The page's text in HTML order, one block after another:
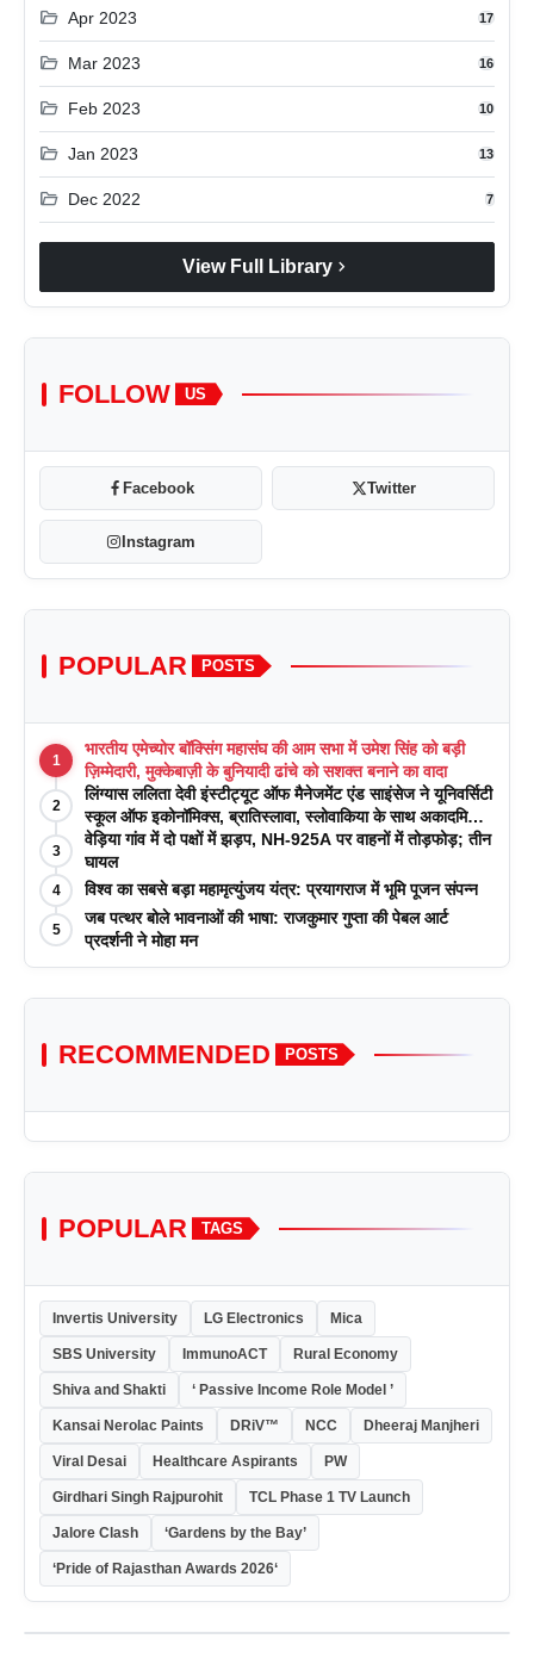
folder_open Apr 2023 17
folder_open Mar 2023 16
folder_open Feb 2023 10
folder_open Jan 2023 13
folder_open Dec 2022 7
View Full Library chevron_right
FOLLOW US
Facebook Twitter
Instagram
POPULAR POSTS
1
भारतीय एमेच्योर बॉक्सिंग महासंघ की आम सभा में उमेश सिंह को बड़ी
ज़िम्मेदारी, मुक्केबाज़ी के बुनियादी ढांचे को सशक्त बनाने का वादा
2
लिंग्यास ललिता देवी इंस्टीट्यूट ऑफ मैनेजमेंट एंड साइंसेज ने यूनिवर्सिटी
स्कूल ऑफ इकोनॉमिक्स, ब्रातिस्लावा, स्लोवाकिया के साथ अकादमिक
पत्रिकाओं में प्रकाशन रणनीतियों पर एक दिवसीय कार्यशाला का
आयोजन किया
3
वेड़िया गांव में दो पक्षों में झड़प, NH-925A पर वाहनों में तोड़फोड़; तीन
घायल
4 विश्व का सबसे बड़ा महामृत्युंजय यंत्र: प्रयागराज में भूमि पूजन संपन्न
5
जब पत्थर बोले भावनाओं की भाषा: राजकुमार गुप्ता की पेबल आर्ट
प्रदर्शनी ने मोहा मन
RECOMMENDED POSTS
POPULAR TAGS
Invertis University LG Electronics Mica
SBS University ImmunoACT Rural Economy
Shiva and Shakti ‘ Passive Income Role Model ’
Kansai Nerolac Paints DRiV™ NCC Dheeraj Manjheri
Viral Desai Healthcare Aspirants PW
Girdhari Singh Rajpurohit TCL Phase 1 TV Launch
Jalore Clash ‘Gardens by the Bay’
‘Pride of Rajasthan Awards 2026‘